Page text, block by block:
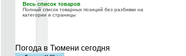
Весь список товаров
Полный список товарных позиций без разбивки на
категории и страницы
Погода в Тюмени сегодня